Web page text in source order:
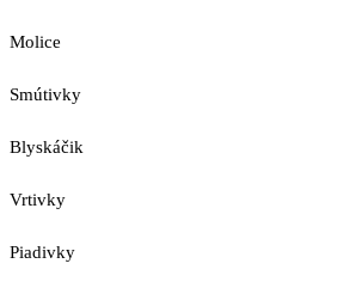
Molice
Smútivky
Blyskáčik
Vrtivky
Piadivky